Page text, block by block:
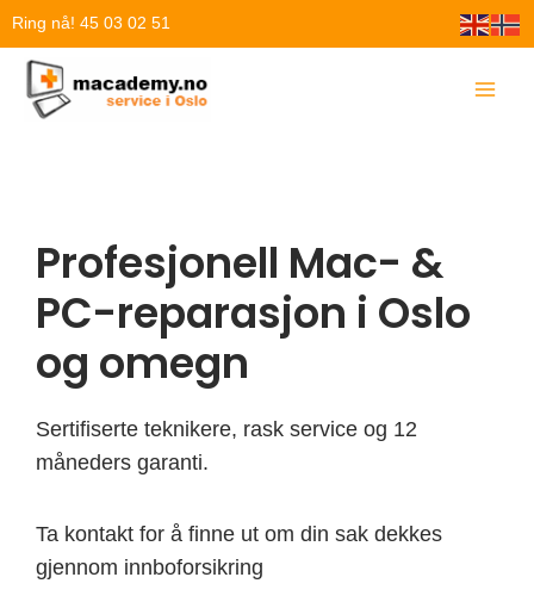
Hopp
innholdet
Ring nå! 45 03 02 51
Profesjonell Mac- &
PC-reparasjon i Oslo
og omegn
Sertifiserte teknikere, rask service og 12
måneders garanti.
Ta kontakt for å finne ut om din sak dekkes
gjennom innboforsikring